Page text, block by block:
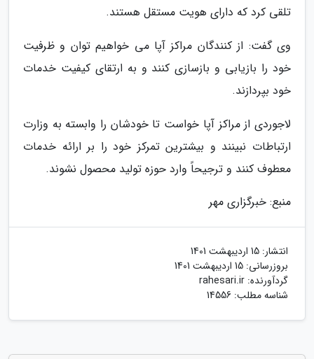
تلقی کرد که دارای هویت مستقل هستند.
وی گفت: از کنندگان مراکز آپا می خواهیم توان و ظرفیت
خود را بازیابی و بازسازی کنند و به ارتقای کیفیت خدمات
خود بپردازند.
لاجوردی از مراکز آپا خواست تا خودشان را وابسته به وزارت
ارتباطات نبینند و بیشترین تمرکز خود را بر ارائه خدمات
معطوف کنند و ترجیحاً وارد حوزه تولید محصول نشوند.
منبع: خبرگزاری مهر
انتشار: 15 اردیبهشت 1401
بروزرسانی: 15 اردیبهشت 1401
گردآورنده: rahesari.ir
شناسه مطلب: 14556